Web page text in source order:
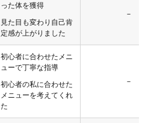
った体を獲得
見た目も変わり自己肯
定感が上がりました
－
初心者に合わせたメニ
ューで丁寧な指導
初心者の私に合わせた
メニューを考えてくれ
た
－